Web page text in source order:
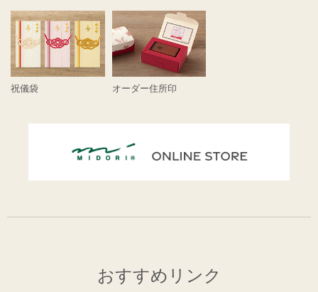
祝儀袋 オーダー住所印
おすすめリンク